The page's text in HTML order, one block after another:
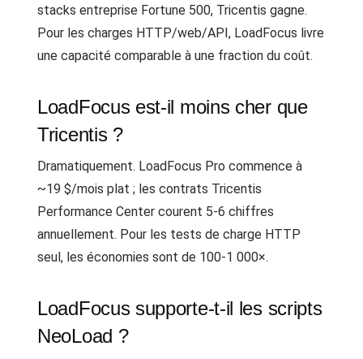
stacks entreprise Fortune 500, Tricentis gagne.
Pour les charges HTTP/web/API, LoadFocus livre
une capacité comparable à une fraction du coût.
LoadFocus est-il moins cher que
Tricentis ?
Dramatiquement. LoadFocus Pro commence à
~19 $/mois plat ; les contrats Tricentis
Performance Center courent 5-6 chiffres
annuellement. Pour les tests de charge HTTP
seul, les économies sont de 100-1 000×.
LoadFocus supporte-t-il les scripts
NeoLoad ?